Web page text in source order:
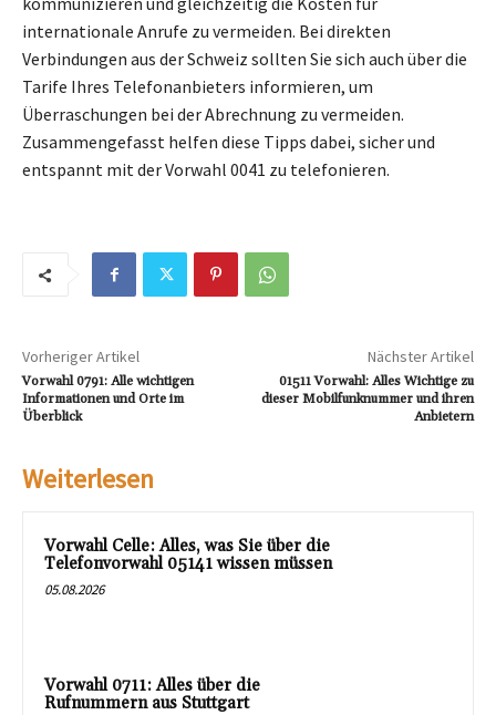
internationale Anrufe zu vermeiden. Bei direkten
Verbindungen aus der Schweiz sollten Sie sich auch über die
Tarife Ihres Telefonanbieters informieren, um
Überraschungen bei der Abrechnung zu vermeiden.
Zusammengefasst helfen diese Tipps dabei, sicher und
entspannt mit der Vorwahl 0041 zu telefonieren.
Vorheriger Artikel
Vorwahl 0791: Alle wichtigen
Informationen und Orte im
Überblick
Nächster Artikel
01511 Vorwahl: Alles Wichtige zu
dieser Mobilfunknummer und ihren
Anbietern
Weiterlesen
Vorwahl Celle: Alles, was Sie über die
Telefonvorwahl 05141 wissen müssen
05.08.2026
Vorwahl 0711: Alles über die
Rufnummern aus Stuttgart